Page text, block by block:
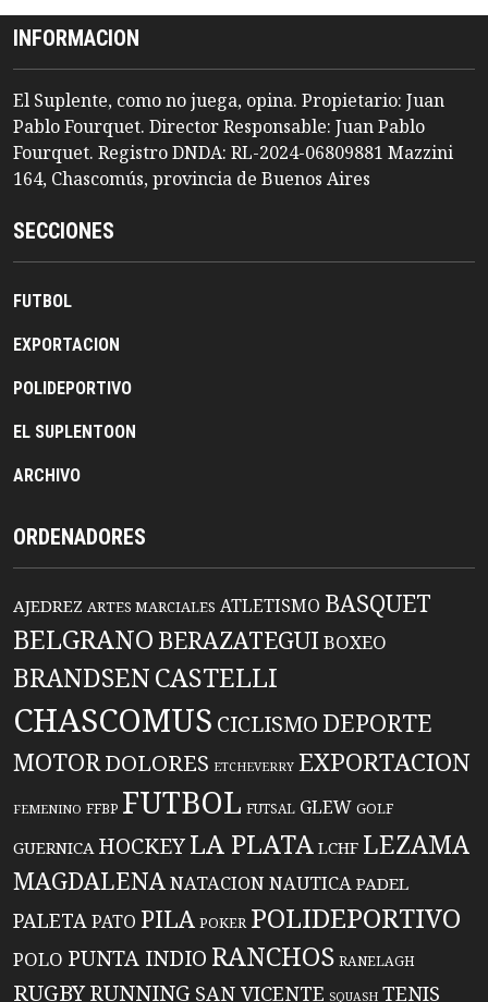
INFORMACION
El Suplente, como no juega, opina. Propietario: Juan
Pablo Fourquet. Director Responsable: Juan Pablo
Fourquet. Registro DNDA: RL-2024-06809881 Mazzini
164, Chascomús, provincia de Buenos Aires
SECCIONES
FUTBOL
EXPORTACION
POLIDEPORTIVO
EL SUPLENTOON
ARCHIVO
ORDENADORES
AJEDREZ ARTES MARCIALES ATLETISMO BASQUET
BELGRANO BERAZATEGUIBOXEO
BRANDSENCASTELLI
CHASCOMUS CICLISMO DEPORTE
MOTORDOLORES ETCHEVERRY EXPORTACION
FEMENINO FFBP FUTBOL FUTSAL GLEW GOLF
GUERNICA HOCKEYLA PLATA LCHF LEZAMA
MAGDALENANATACIONNAUTICA PADEL
PALETAPATO PILA POKER POLIDEPORTIVO
POLO PUNTA INDIO RANCHOS RANELAGH
RUGBYRUNNING SAN VICENTE SQUASH TENIS